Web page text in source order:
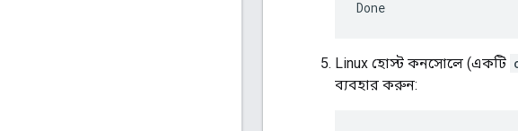
Linux হোস্ট কনসোলে (একটি
ব্যবহার করুন: